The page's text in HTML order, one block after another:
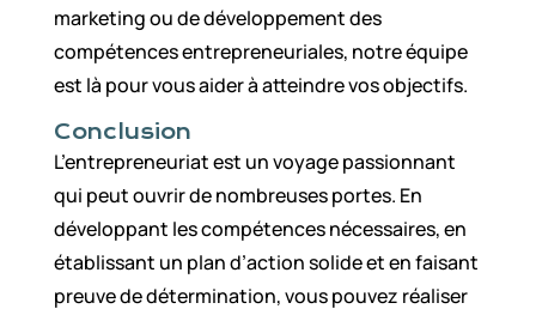
marketing ou de développement des
compétences entrepreneuriales, notre équipe
est là pour vous aider à atteindre vos objectifs.
Conclusion
L’entrepreneuriat est un voyage passionnant
qui peut ouvrir de nombreuses portes. En
développant les compétences nécessaires, en
établissant un plan d’action solide et en faisant
preuve de détermination, vous pouvez réaliser